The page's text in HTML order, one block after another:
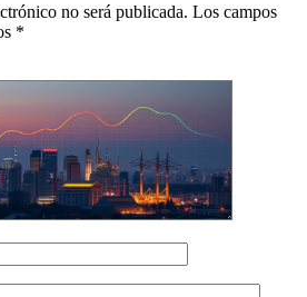
no será publicada. Los campos
*